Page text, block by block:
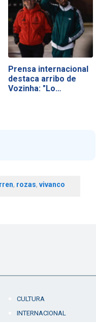
Prensa internacional
destaca arribo de
Vozinha: "Lo…
, rozas, vivanco
CULTURA
INTERNACIONAL